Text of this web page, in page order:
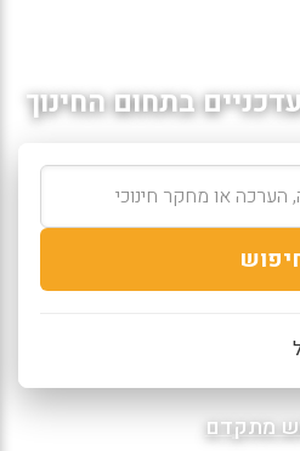
בתחום החינוך
מתקדם